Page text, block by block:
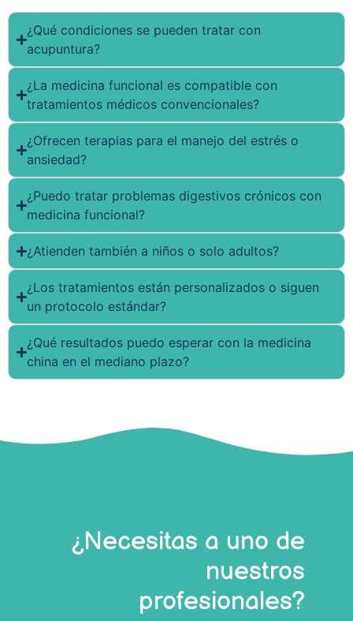
¿Qué condiciones se pueden tratar con
acupuntura?
¿La medicina funcional es compatible con
tratamientos médicos convencionales?
¿Ofrecen terapias para el manejo del estrés o
ansiedad?
¿Puedo tratar problemas digestivos crónicos con
medicina funcional?
¿Atienden también a niños o solo adultos?
¿Los tratamientos están personalizados o siguen
un protocolo estándar?
¿Qué resultados puedo esperar con la medicina
china en el mediano plazo?
¿Necesitas a uno de
nuestros
profesionales?